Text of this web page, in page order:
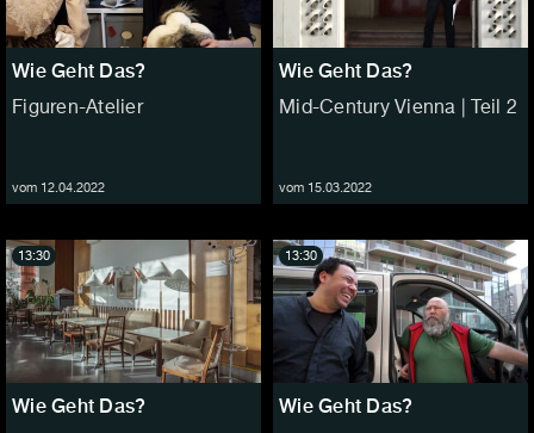
Wie Geht Das?
Figuren-Atelier
vom 12.04.2022
Wie Geht Das?
Mid-Century Vienna | Teil 2
vom 15.03.2022
Wie Geht Das?
13:30
Wie Geht Das?
13:30